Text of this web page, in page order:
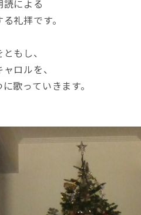
による
礼拝です。
もし、
ロルを、
歌っていきます。